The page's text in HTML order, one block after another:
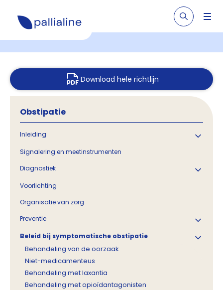
Download hele richtlijn
Obstipatie
Inleiding
Signalering en meetinstrumenten
Diagnostiek
Voorlichting
Organisatie van zorg
Preventie
Beleid bij symptomatische obstipatie
Behandeling van de oorzaak
Niet-medicamenteus
Behandeling met laxantia
Behandeling met opioïdantagonisten